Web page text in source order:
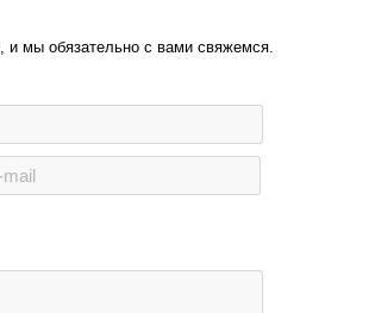
и мы обязательно с вами свяжемся.